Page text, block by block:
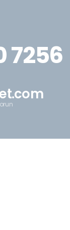
7256